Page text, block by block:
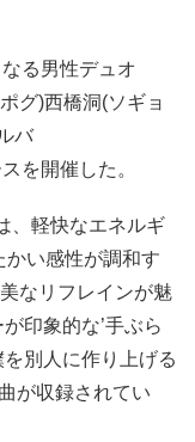
る男性デュオ
グ)西橋洞(ソギョ
バ
を開催した。
、軽快なエネルギ
かい感性が調和す
なリフレインが魅
印象的な’手ぶら
を別人に作り上げる
が収録されてい